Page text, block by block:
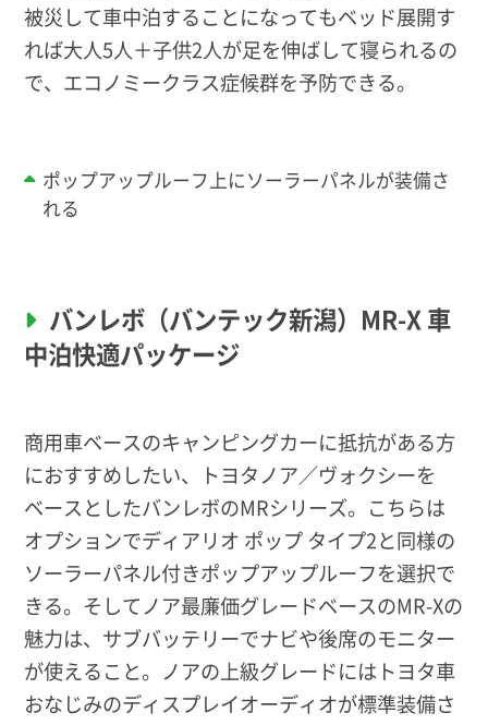
被災して車中泊することになってもベッド展開す
れば大人5人＋子供2人が足を伸ばして寝られるの
で、エコノミークラス症候群を予防できる。
ポップアップルーフ上にソーラーパネルが装備さ
れる
バンレボ（バンテック新潟）MR-X 車
中泊快適パッケージ
商用車ベースのキャンピングカーに抵抗がある方
におすすめしたい、トヨタノア／ヴォクシーを
ベースとしたバンレボのMRシリーズ。こちらは
オプションでディアリオ ポップ タイプ2と同様の
ソーラーパネル付きポップアップルーフを選択で
きる。そしてノア最廉価グレードベースのMR-Xの
魅力は、サブバッテリーでナビや後席のモニター
が使えること。ノアの上級グレードにはトヨタ車
おなじみのディスプレイオーディオが標準装備さ